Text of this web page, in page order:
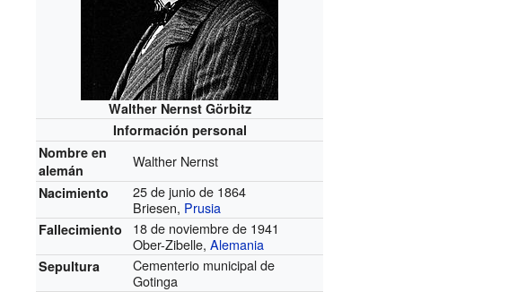
Walther Nernst Görbitz
Información personal
Nombre en
alemán
Walther Nernst
Nacimiento
25 de junio de 1864
Briesen, Prusia
Fallecimiento
18 de noviembre de 1941
Ober-Zibelle,Alemania
Sepultura
Cementerio municipal de
Gotinga